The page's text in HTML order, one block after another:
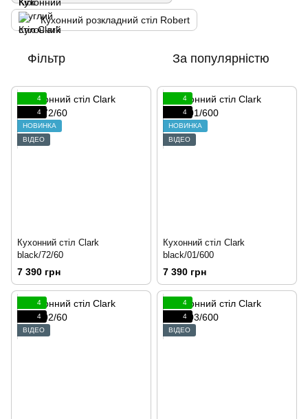
Кухонний розкладний стіл Robert
Фільтр За популярністю
4
4
НОВИНКА
ВІДЕО
Кухонний стіл Clark
black/72/60
7 390 грн
4
4
НОВИНКА
ВІДЕО
Кухонний стіл Clark
black/01/600
7 390 грн
4
4
ВІДЕО
4
4
ВІДЕО